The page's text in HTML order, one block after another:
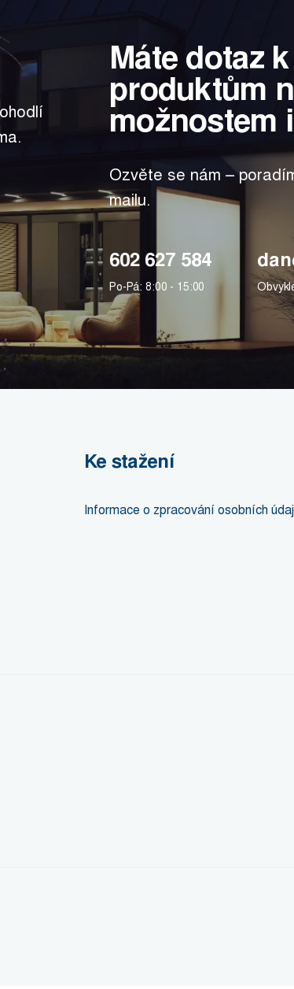
Máte dotaz
produktům
možnostem
Ozvěte se nám –
mailu.
602 627 584
Po-Pá: 8:00 - 15:00
Ke stažení
Informace o zpracování osobních